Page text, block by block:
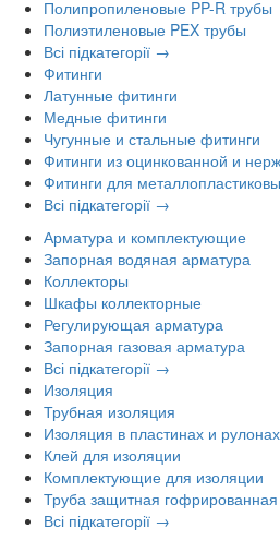
Полипропиленовые PP-R трубы
Полиэтиленовые PEX трубы
Всі підкатегорії →
Фитинги
Латунные фитинги
Медные фитинги
Чугунные и стальные фитинги
Фитинги из оцинкованной и
Фитинги для
Всі підкатегорії →
Арматура и комплектующие
Запорная водяная арматура
Коллекторы
Шкафы коллекторные
Регулирующая арматура
Запорная газовая арматура
Всі підкатегорії →
Изоляция
Трубная изоляция
Изоляция в пластинах и рулонах
Клей для изоляции
Комплектующие для изоляции
Труба защитная
Всі підкатегорії →